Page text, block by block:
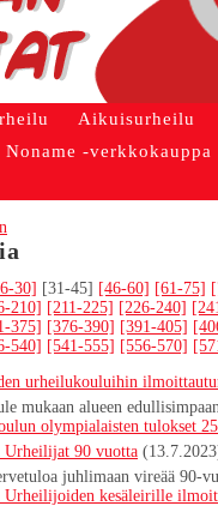
Aikuisurheilu
Noname -verkkokauppa
30] [31-45] [46-60] [61-75]
210] [211-225] [226-240]
375] [376-390] [391-405]
540] [541-555] [556-570]
urheilukouluihin
mukaan alueen
olympialaisten tulokset
Urheilijat 90 vuotta
juhlimaan vireää 90-
Urheilijoiden kesäleirille